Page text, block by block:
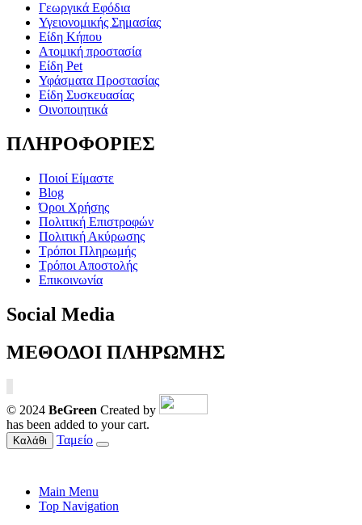
Γεωργικά Εφόδια
Υγειονομικής Σημασίας
Είδη Κήπου
Ατομική προστασία
Είδη Pet
Υφάσματα Προστασίας
Είδη Συσκευασίας
Οινοποιητικά
ΠΛΗΡΟΦΟΡΙΕΣ
Ποιοί Είμαστε
Blog
Όροι Χρήσης
Πολιτική Επιστροφών
Πολιτική Ακύρωσης
Τρόποι Πληρωμής
Τρόποι Αποστολής
Επικοινωνία
Social Media
ΜΕΘΟΔΟΙ ΠΛΗΡΩΜΗΣ
© 2024 BeGreen Created by
has been added to your cart.
Καλάθι Ταμείο
Main Menu
Top Navigation